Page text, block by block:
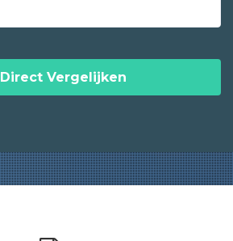
Direct Vergelijken